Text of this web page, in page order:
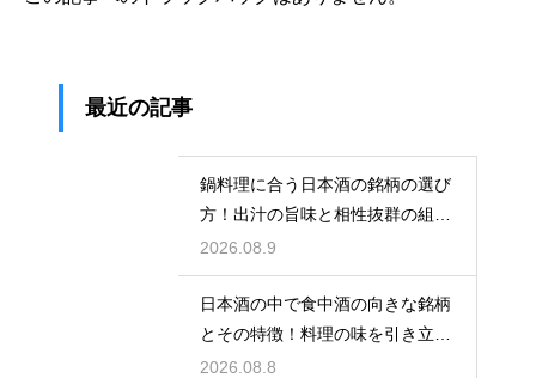
最近の記事
鍋料理に合う日本酒の銘柄の選び
方！出汁の旨味と相性抜群の組み
合わせ
2026.08.9
日本酒の中で食中酒の向きな銘柄
とその特徴！料理の味を引き立て
る名脇役
2026.08.8